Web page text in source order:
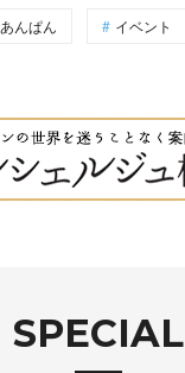
あんぱん イベント
SPECIAL